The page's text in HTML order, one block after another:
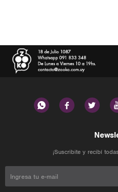
  
¡Suscribite y recibí